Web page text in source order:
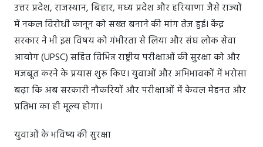
उत्तर प्रदेश, राजस्थान, बिहार, मध्य प्रदेश और हरियाणा जैसे राज्यों
में नकल विरोधी कानून को सख्त बनाने की मांग तेज हुई। केंद्र
सरकार ने भी इस विषय को गंभीरता से लिया और संघ लोक सेवा
आयोग (UPSC) सहित विभिन्न राष्ट्रीय परीक्षाओं की सुरक्षा को और
मजबूत करने के प्रयास शुरू किए। युवाओं और अभिभावकों में भरोसा
बढ़ा कि अब सरकारी नौकरियों और परीक्षाओं में केवल मेहनत और
प्रतिभा का ही मूल्य होगा।
युवाओं के भविष्य की सुरक्षा